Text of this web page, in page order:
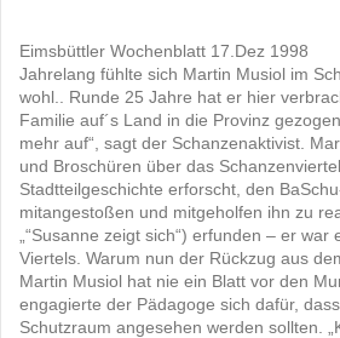
Eimsbüttler Wochenblatt 17.Dez 1998
Jahrelang fühlte sich Martin Musiol im
wohl.. Runde 25 Jahre hat er hier
Familie auf´s Land in die Provinz
mehr auf“, sagt der Schanzenaktivist.
und Broschüren über das
Stadtteilgeschichte erforscht, den
mitangestoßen und mitgeholfen ihn zu
„“Susanne zeigt sich“) erfunden – er war
Viertels. Warum nun der Rückzug aus
Martin Musiol hat nie ein Blatt vor den
engagierte der Pädagoge sich dafür,
Schutzraum angesehen werden sollten.